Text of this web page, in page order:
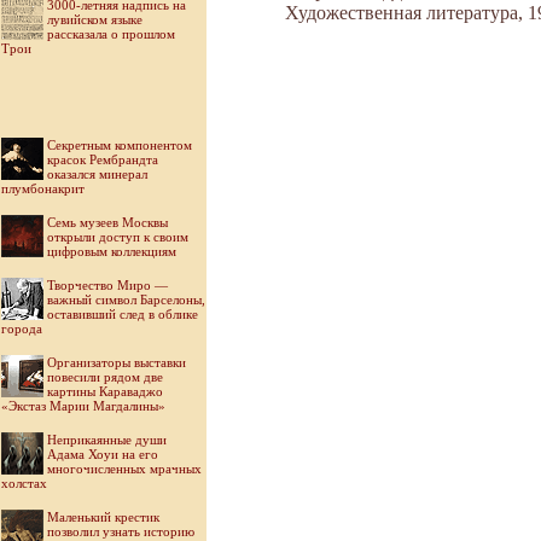
3000-летняя надпись на
лувийском языке
рассказала о прошлом
Трои
Секретным компонентом
красок Рембрандта
оказался минерал
плумбонакрит
Семь музеев Москвы
открыли доступ к своим
цифровым коллекциям
Творчество Миро —
важный символ Барселоны,
оставивший след в облике
города
Организаторы выставки
повесили рядом две
картины Караваджо
«Экстаз Марии Магдалины»
Неприкаянные души
Адама Хоуи на его
многочисленных мрачных
холстах
Маленький крестик
позволил узнать историю
Художественная литература,